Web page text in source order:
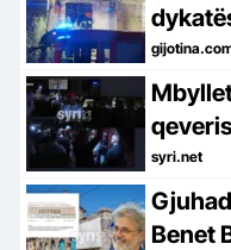
deri në
syri.net
Benet